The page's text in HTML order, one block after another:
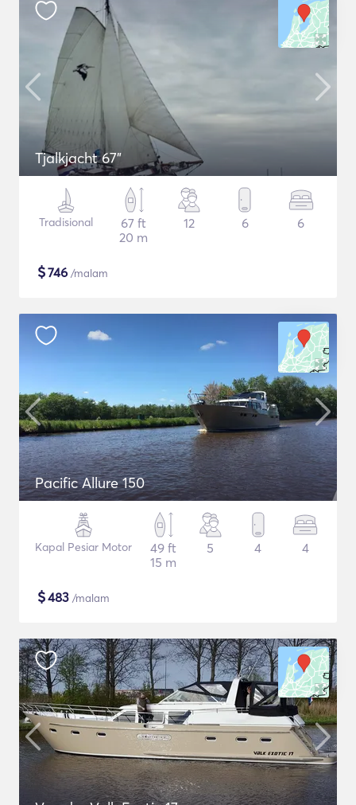
Tjalkjacht 67"
Tradisional
67 ft
20 m
12 6 6
$746 /malam
Pacific Allure 150
Kapal Pesiar Motor
49 ft
15 m
5 4 4
$483 /malam